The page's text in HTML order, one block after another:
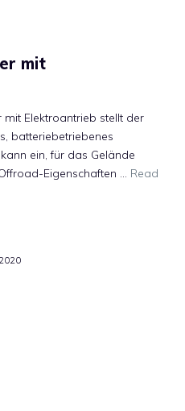
mit
Elektroantrieb stellt der
batteriebetriebenes
ein, für das Gelände
Eigenschaften … Read